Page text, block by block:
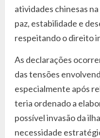
atividades chinesas
paz, estabilidade e
respeitando o direito
As declarações
das tensões
especialmente após
teria ordenado a
possível invasão da
necessidade